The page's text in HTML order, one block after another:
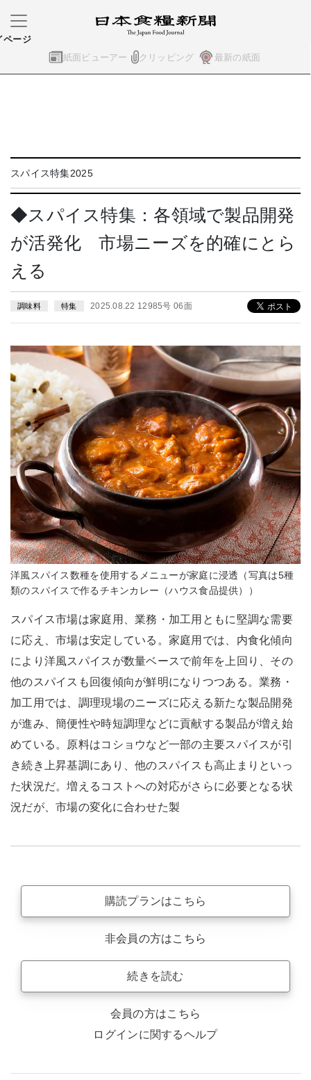
紙面ビューアー クリッピング 最新の紙面
ページ
スパイス特集2025
◆スパイス特集：各領域で製品開発
が活発化 市場ニーズを的確にとら
える
調味料 特集 2025.08.22 12985号 06面
洋風スパイス数種を使用するメニューが家庭に浸透（写真は5種
類のスパイスで作るチキンカレー（ハウス食品提供））
スパイス市場は家庭用、業務・加工用ともに堅調な需要
に応え、市場は安定している。家庭用では、内食化傾向
により洋風スパイスが数量ベースで前年を上回り、その
他のスパイスも回復傾向が鮮明になりつつある。業務・
加工用では、調理現場のニーズに応える新たな製品開発
が進み、簡便性や時短調理などに貢献する製品が増え始
めている。原料はコショウなど一部の主要スパイスが引
き続き上昇基調にあり、他のスパイスも高止まりといっ
た状況だ。増えるコストへの対応がさらに必要となる状
況だが、市場の変化に合わせた製
購読プランはこちら
非会員の方はこちら
続きを読む
会員の方はこちら
ログインに関するヘルプ